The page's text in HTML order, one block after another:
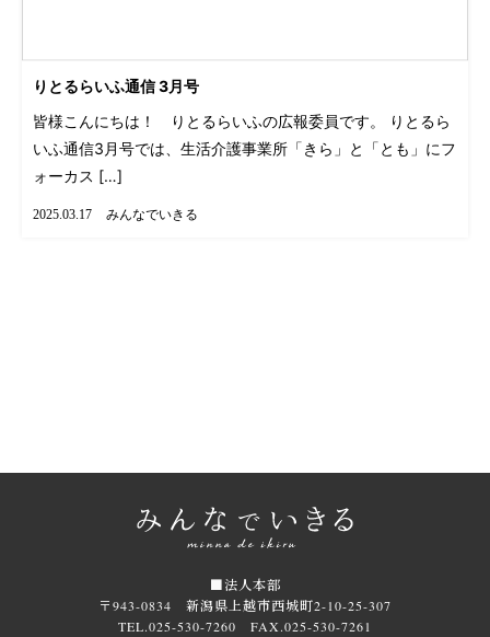
りとるらいふ通信 3月号
皆様こんにちは！ りとるらいふの広報委員です。 りとるら
いふ通信3月号では、生活介護事業所「きら」と「とも」にフ
ォーカス […]
2025.03.17 みんなでいきる
■法人本部
〒943-0834 新潟県上越市西城町2-10-25-307
TEL.025-530-7260 FAX.025-530-7261